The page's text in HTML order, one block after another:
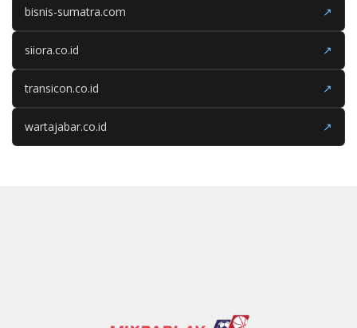
bisnis-sumatra.com ↗
siiora.co.id ↗
transicon.co.id ↗
wartajabar.co.id ↗